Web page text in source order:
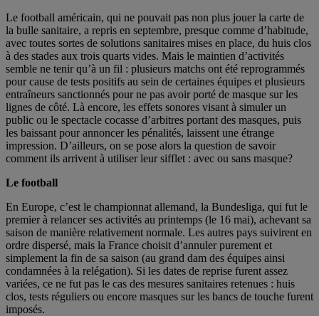
Le football américain, qui ne pouvait pas non plus jouer la carte de
la bulle sanitaire, a repris en septembre, presque comme d’habitude,
avec toutes sortes de solutions sanitaires mises en place, du huis clos
à des stades aux trois quarts vides. Mais le maintien d’activités
semble ne tenir qu’à un fil : plusieurs matchs ont été reprogrammés
pour cause de tests positifs au sein de certaines équipes et plusieurs
entraîneurs sanctionnés pour ne pas avoir porté de masque sur les
lignes de côté. Là encore, les effets sonores visant à simuler un
public ou le spectacle cocasse d’arbitres portant des masques, puis
les baissant pour annoncer les pénalités, laissent une étrange
impression. D’ailleurs, on se pose alors la question de savoir
comment ils arrivent à utiliser leur sifflet : avec ou sans masque?
Le football
En Europe, c’est le championnat allemand, la Bundesliga, qui fut le
premier à relancer ses activités au printemps (le 16 mai), achevant sa
saison de manière relativement normale. Les autres pays suivirent en
ordre dispersé, mais la France choisit d’annuler purement et
simplement la fin de sa saison (au grand dam des équipes ainsi
condamnées à la relégation). Si les dates de reprise furent assez
variées, ce ne fut pas le cas des mesures sanitaires retenues : huis
clos, tests réguliers ou encore masques sur les bancs de touche furent
imposés.